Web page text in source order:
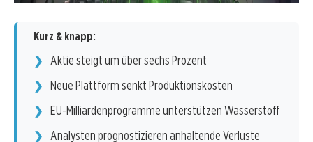
Kurz & knapp:
Aktie steigt um über sechs Prozent
Neue Plattform senkt Produktionskosten
EU-Milliardenprogramme unterstützen Wasserstoff
Analysten prognostizieren anhaltende Verluste